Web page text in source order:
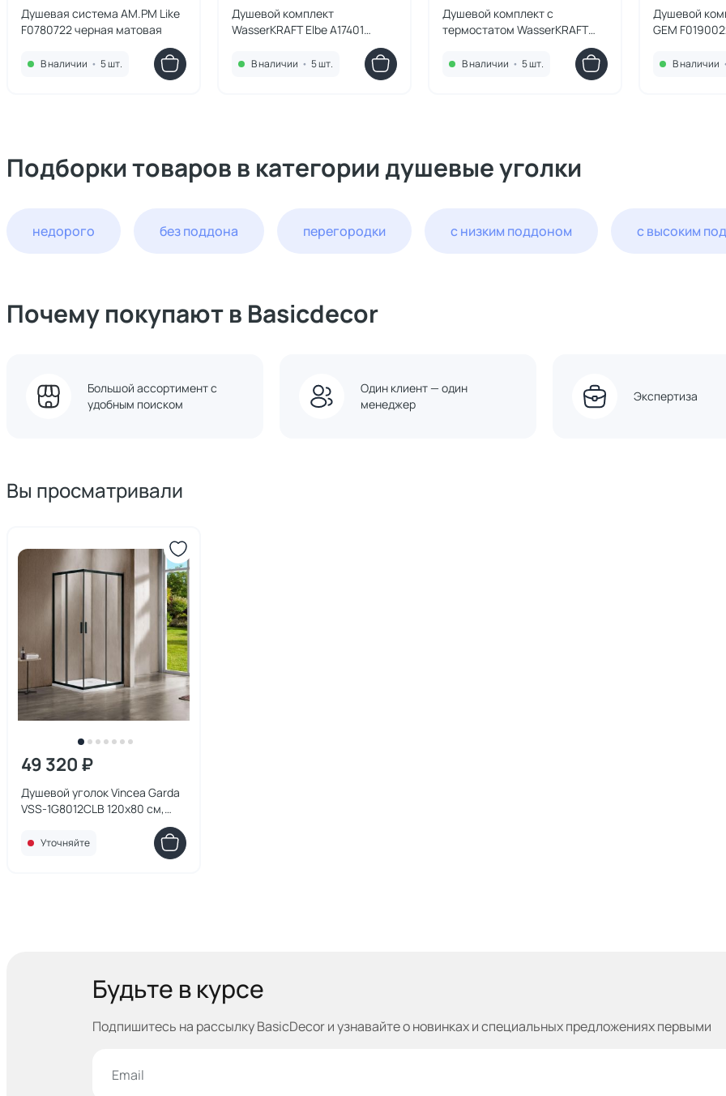
Душевая система AM.PM Like
F0780722 черная матовая
В наличии • 5 шт.
Душевой комплект
WasserKRAFT Elbe A17401
В наличии • 5 шт.
Душевой комплект с
термостатом WasserKRAFT
матовый
В наличии • 5 шт.
Душевой
GEM
В наличии •
Подборки товаров в категории душевые уголки
недорого без поддона перегородки с низким поддоном с высоким
Почему покупают в Basicdecor
Большой ассортимент с
удобным поиском
Один клиент — один
менеджер
Экспертиза
Вы просматривали
49 320 ₽
Душевой уголок Vincea Garda
VSS-1G8012CLB 120х80 см,
прозрачное
Уточняйте
Будьте в курсе
Подпишитесь на рассылку BasicDecor и узнавайтео новинках и специальных предложениях первыми